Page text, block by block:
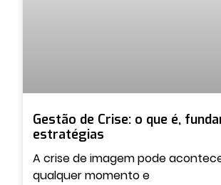
Gestão de Crise: o que é,
estratégias
A crise de imagem pode
qualquer momento e